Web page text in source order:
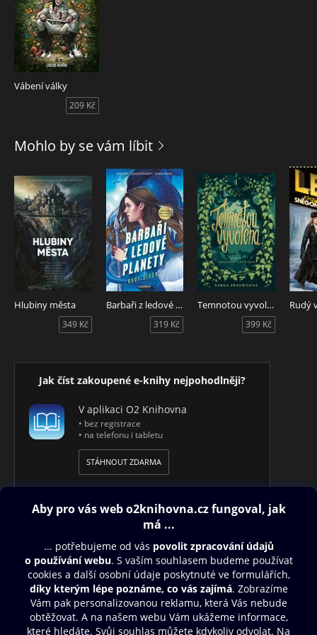
Vábení války
209 Kč
Mohlo by se vám líbit
Hlubiny města
349 Kč
Barbaři z ledové planety
319 Kč
Temnotou vyvolená
399 Kč
Rudý
Jak číst zakoupené e-knihy nejpohodlněji?
V aplikaci O2 Knihovna
• bez registrace
• na telefonu i tabletu
STÁHNOUT ZDARMA
Obsah ke stažení
Moje O2 Knihovna
Další zábava